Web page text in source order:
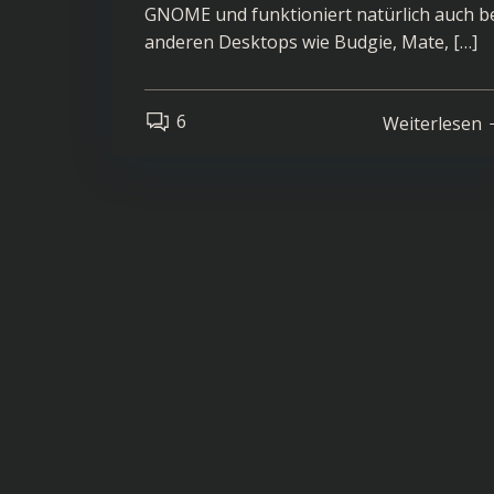
GNOME und funktioniert natürlich auch
anderen Desktops wie Budgie, Mate, […]
6 Weiterlesen